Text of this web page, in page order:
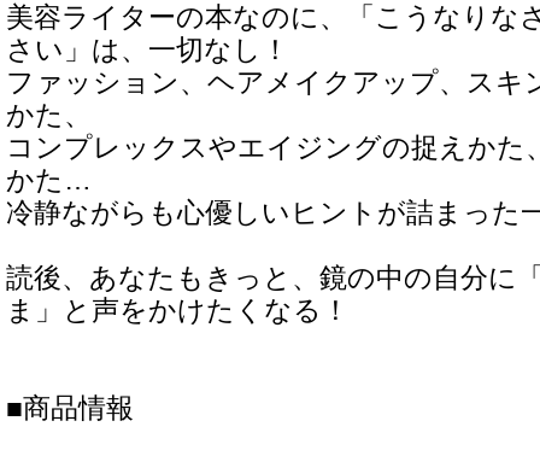
美容ライターの本なのに、「こうなりな
さい」は、一切なし！
ファッション、ヘアメイクアップ、スキ
かた、
コンプレックスやエイジングの捉えかた
かた…
冷静ながらも心優しいヒントが詰まった
読後、あなたもきっと、鏡の中の自分に
ま」と声をかけたくなる！
■商品情報